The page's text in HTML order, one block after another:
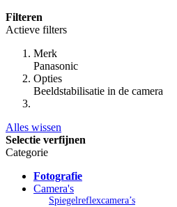
Filteren
Actieve filters
Merk
Panasonic
Opties
Beeldstabilisatie in de camera
Alles wissen
Selectie verfijnen
Categorie
Fotografie
Camera's
Spiegelreflexcamera’s